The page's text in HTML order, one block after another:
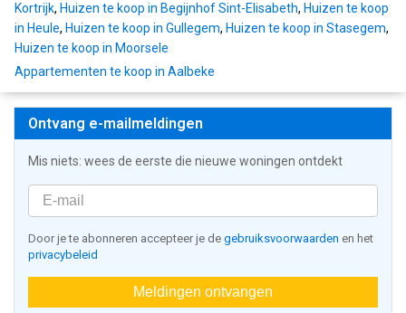
Kortrijk, Huizen te koop in Begijnhof Sint-Elisabeth, Huizen te koop
in Heule, Huizen te koop in Gullegem, Huizen te koop in Stasegem,
Huizen te koop in Moorsele
Appartementen te koop in Aalbeke
Ontvang e-mailmeldingen
Mis niets: wees de eerste die nieuwe woningen ontdekt
Door je te abonneren accepteer je de gebruiksvoorwaarden en het
privacybeleid
Meldingen ontvangen